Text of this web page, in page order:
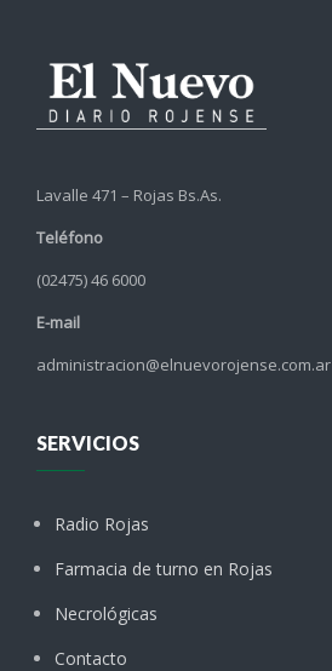
Lavalle 471 – Rojas Bs.As.
Teléfono
(02475) 46 6000
E-mail
administracion@elnuevorojense.com.ar
SERVICIOS
Radio Rojas
Farmacia de turno en Rojas
Necrológicas
Contacto